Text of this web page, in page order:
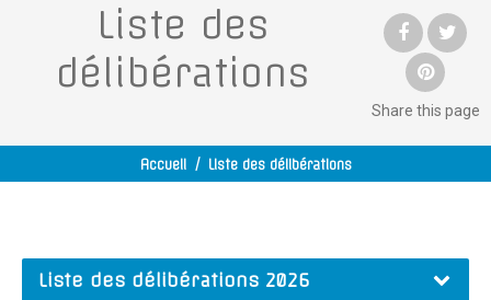
Liste des
délibérations
Share this page
Accueil / Liste des délibérations